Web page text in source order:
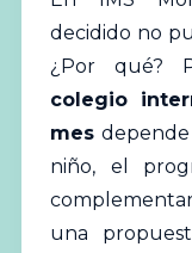
decidido no
¿Por qué?
colegio
mesdepende
niño, el
una